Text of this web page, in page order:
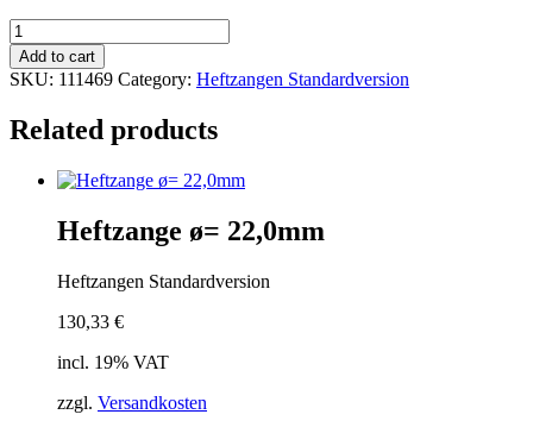
Heftzange
ø=
50,8
mm
Add to cart
SKU: 111469 Category: Heftzangen Standardversion
Related products
Heftzange ø= 22,0mm
Heftzangen Standardversion
130,33 €
incl. 19% VAT
zzgl. Versandkosten